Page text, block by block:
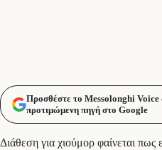
Προσθέστε το Messolonghi Voice
προτιμώμενη πηγή στο Google
Διάθεση για χιούμορ φαίνεται